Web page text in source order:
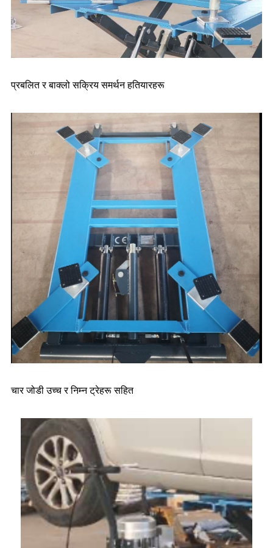
प्रबलित र बाक्लो सक्रिय समर्थन हतियारहरू
चार जोडी उच्च र निम्न ट्रेहरू सहित